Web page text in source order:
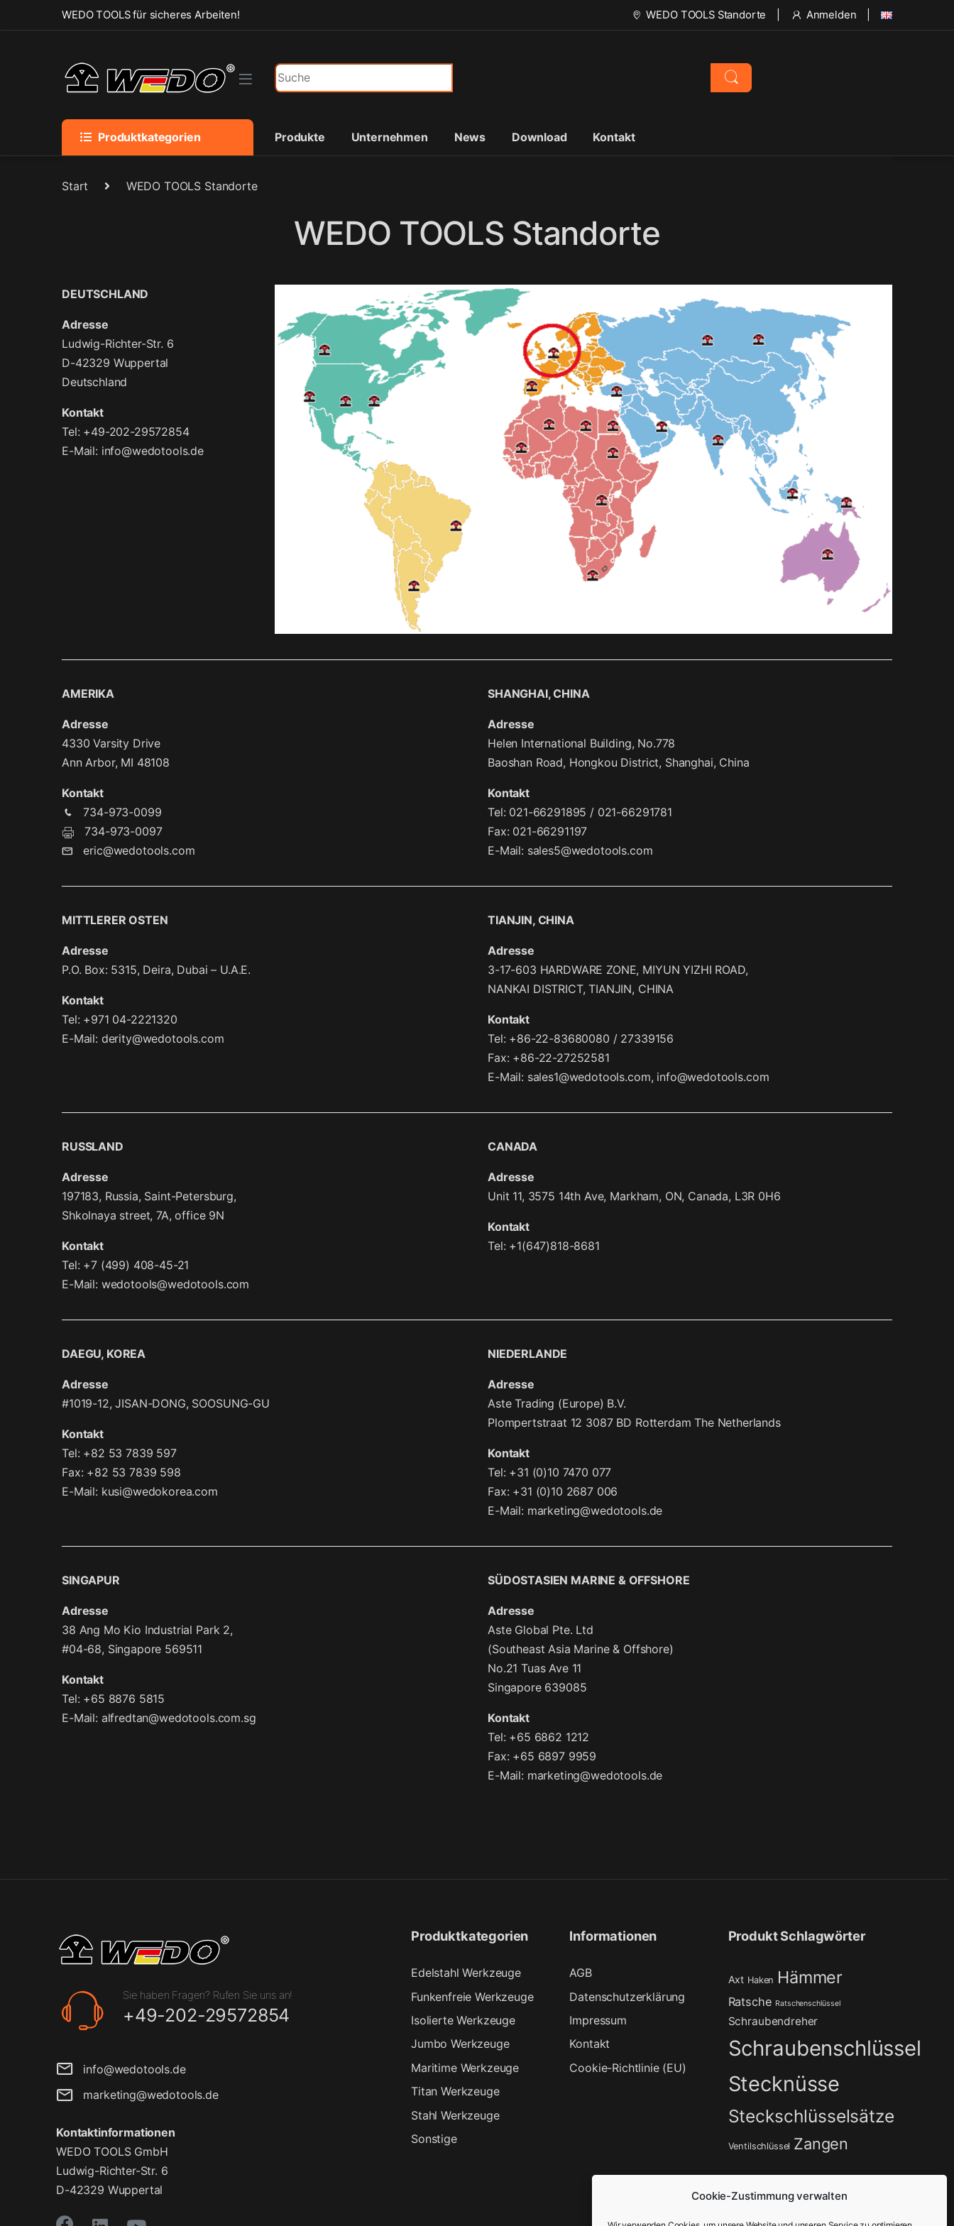
Cookie-Zustimmung verwalten
Skip to navigation
Skip to contentWEDO TOOLS für sicheres Arbeiten! WEDO TOOLS Standorte Anmelden
Search for:
Produktkategorien Produkte Unternehmen News Download Kontakt
Start WEDO TOOLS Standorte
WEDO TOOLS Standorte
DEUTSCHLAND
Adresse
Ludwig-Richter-Str. 6
D-42329 Wuppertal
Deutschland
Kontakt
Tel: +49-202-29572854
E-Mail: info@wedotools.de
AMERIKA
Adresse
4330 Varsity Drive
Ann Arbor, MI 48108
Kontakt
734-973-0099
734-973-0097
eric@wedotools.com
SHANGHAI, CHINA
Adresse
Helen International Building, No.778
Baoshan Road, Hongkou District, Shanghai, China
Kontakt
Tel: 021-66291895 / 021-66291781
Fax: 021-66291197
E-Mail: sales5@wedotools.com
MITTLERER OSTEN
Adresse
P.O. Box: 5315, Deira, Dubai – U.A.E.
Kontakt
Tel: +971 04-2221320
E-Mail: derity@wedotools.com
TIANJIN, CHINA
Adresse
3-17-603 HARDWARE ZONE, MIYUN YIZHI ROAD,
NANKAI DISTRICT, TIANJIN, CHINA
Kontakt
Tel: +86-22-83680080 / 27339156
Fax: +86-22-27252581
E-Mail: sales1@wedotools.com, info@wedotools.com
RUSSLAND
Adresse
197183, Russia, Saint-Petersburg,
Shkolnaya street, 7A, office 9N
Kontakt
Tel: +7 (499) 408-45-21
E-Mail: wedotools@wedotools.com
CANADA
Adresse
Unit 11, 3575 14th Ave, Markham, ON, Canada, L3R 0H6
Kontakt
Tel: +1(647)818-8681
DAEGU, KOREA
Adresse
#1019-12, JISAN-DONG, SOOSUNG-GU
Kontakt
Tel: +82 53 7839 597
Fax: +82 53 7839 598
E-Mail: kusi@wedokorea.com
NIEDERLANDE
Adresse
Aste Trading (Europe) B.V.
Plompertstraat 12 3087 BD Rotterdam The Netherlands
Kontakt
Tel: +31 (0)10 7470 077
Fax: +31 (0)10 2687 006
E-Mail: marketing@wedotools.de
SINGAPUR
Adresse
38 Ang Mo Kio Industrial Park 2,
#04-68, Singapore 569511
Kontakt
Tel: +65 8876 5815
E-Mail: alfredtan@wedotools.com.sg
SÜDOSTASIEN MARINE & OFFSHORE
Adresse
Aste Global Pte. Ltd
(Southeast Asia Marine & Offshore)
No.21 Tuas Ave 11
Singapore 639085
Kontakt
Tel: +65 6862 1212
Fax: +65 6897 9959
E-Mail: marketing@wedotools.de
Sie haben Fragen? Rufen Sie uns an!
+49-202-29572854
info@wedotools.de
marketing@wedotools.de
Kontaktinformationen
WEDO TOOLS GmbH
Ludwig-Richter-Str. 6
D-42329 Wuppertal
Produktkategorien
Edelstahl Werkzeuge
Funkenfreie Werkzeuge
Isolierte Werkzeuge
Jumbo Werkzeuge
Maritime Werkzeuge
Titan Werkzeuge
Stahl Werkzeuge
Sonstige
Informationen
AGB
Datenschutzerklärung
Impressum
Kontakt
Cookie-Richtlinie (EU)
Produkt Schlagwörter
Axt Haken Hämmer
Ratsche Ratschenschlüssel
Schraubendreher
Schraubenschlüssel
Stecknüsse
Steckschlüsselsätze
Ventilschlüssel Zangen